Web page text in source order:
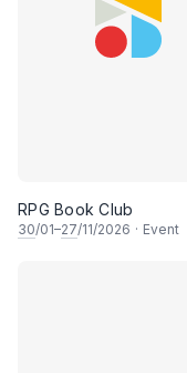
RPG Book Club
30/01–27/11/2026 · Event